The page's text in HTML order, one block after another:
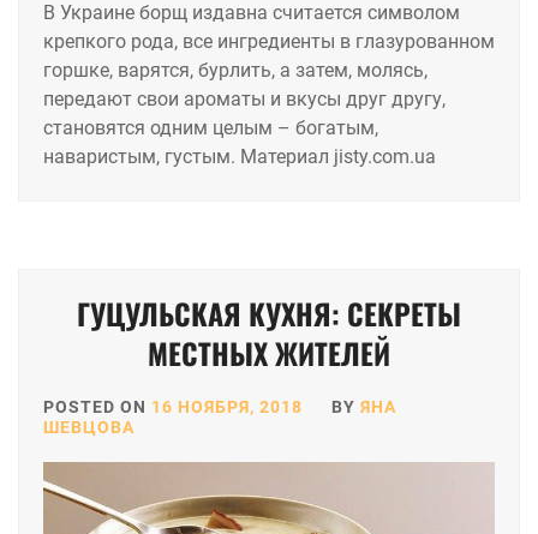
В Украине борщ издавна считается символом
крепкого рода, все ингредиенты в глазурованном
горшке, варятся, бурлить, а затем, молясь,
передают свои ароматы и вкусы друг другу,
становятся одним целым – богатым,
наваристым, густым. Материал jisty.com.ua
ГУЦУЛЬСКАЯ КУХНЯ: СЕКРЕТЫ
МЕСТНЫХ ЖИТЕЛЕЙ
POSTED ON 16 НОЯБРЯ, 2018 BY ЯНА
ШЕВЦОВА